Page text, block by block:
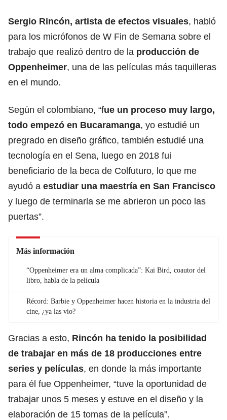
Sergio Rincón, artista de efectos visuales, habló
para los micrófonos de W Fin de Semana sobre el
trabajo que realizó dentro de la producción de
Oppenheimer, una de las películas más taquilleras
en el mundo.
Según el colombiano, “fue un proceso muy largo,
todo empezó en Bucaramanga, yo estudié un
pregrado en diseño gráfico, también estudié una
tecnología en el Sena, luego en 2018 fui
beneficiario de la beca de Colfuturo, lo que me
ayudó a estudiar una maestría en San Francisco
y luego de terminarla se me abrieron un poco las
puertas”.
Más información
“Oppenheimer era un alma complicada”: Kai Bird, coautor del
libro, habla de la película
Récord: Barbie y Oppenheimer hacen historia en la industria del
cine, ¿ya las vio?
Gracias a esto, Rincón ha tenido la posibilidad
de trabajar en más de 18 producciones entre
series y películas, en donde la más importante
para él fue Oppenheimer, “tuve la oportunidad de
trabajar unos 5 meses y estuve en el diseño y la
elaboración de 15 tomas de la película”.